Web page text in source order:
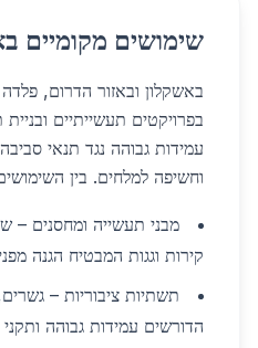
שימושים מקומיים
באשקלון ובאזור הדרום,
בפרויקטים תעשייתיים
עמידות גבוהה נגד תנאי
וחשיפה למלחים. בין
מבני תעשייה ומחסנים –
קירות וגגות המבטיח הגנה
תשתיות ציבוריות –
הדורשים עמידות גבוהה